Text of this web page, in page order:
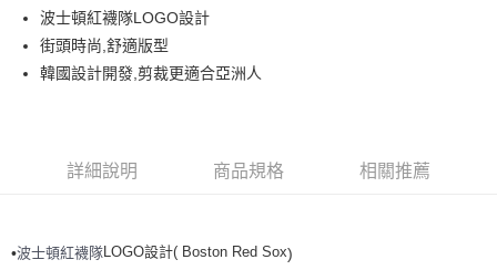
Apple Pay
街口支付
全家取貨付款<未取貨列黑名單/不支援離島取退>
全家取貨<不支援離島取退>
波士頓紅襪隊LOGO設計
街頭時尚,舒適版型
韓國設計開發,剪裁更適合亞洲人
詳細說明 商品規格 相關推薦
•波士頓紅襪隊LOGO設計( Boston Red Sox)